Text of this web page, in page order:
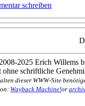
schreiben
2025 Erich Willems
schriftliche
dieser WWW-Site
Wayback Machine!or